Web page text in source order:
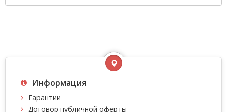
Информация
Гарантии
Договор публичной оферты